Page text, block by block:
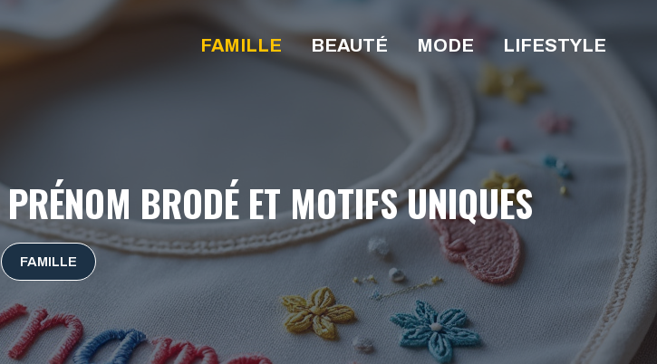
FAMILLE BEAUTÉ MODE LIFESTYLE
BRODÉ ET MOTIFS UNIQUES
FAMILLE